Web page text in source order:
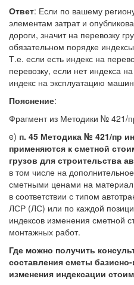
Ответ: Если по вашему
элементам затрат и
дороги, значит на перевозку
обязательном порядке
Т.е. если есть индекс на
перевозку, если нет индекса
индекс на эксплуатацию
Пояснение:
Фрагмент из Методики № 421/
e) п. 45 Методика № 421/пр
применяются к сметной
грузов для строительства
в том числе на
сметными ценами на
в соответствии с типом
ЛСР (ЛС) или по каждой
индексов изменения сметной
монтажных работ.
Где можно получить
составления сметы
изменения индексации